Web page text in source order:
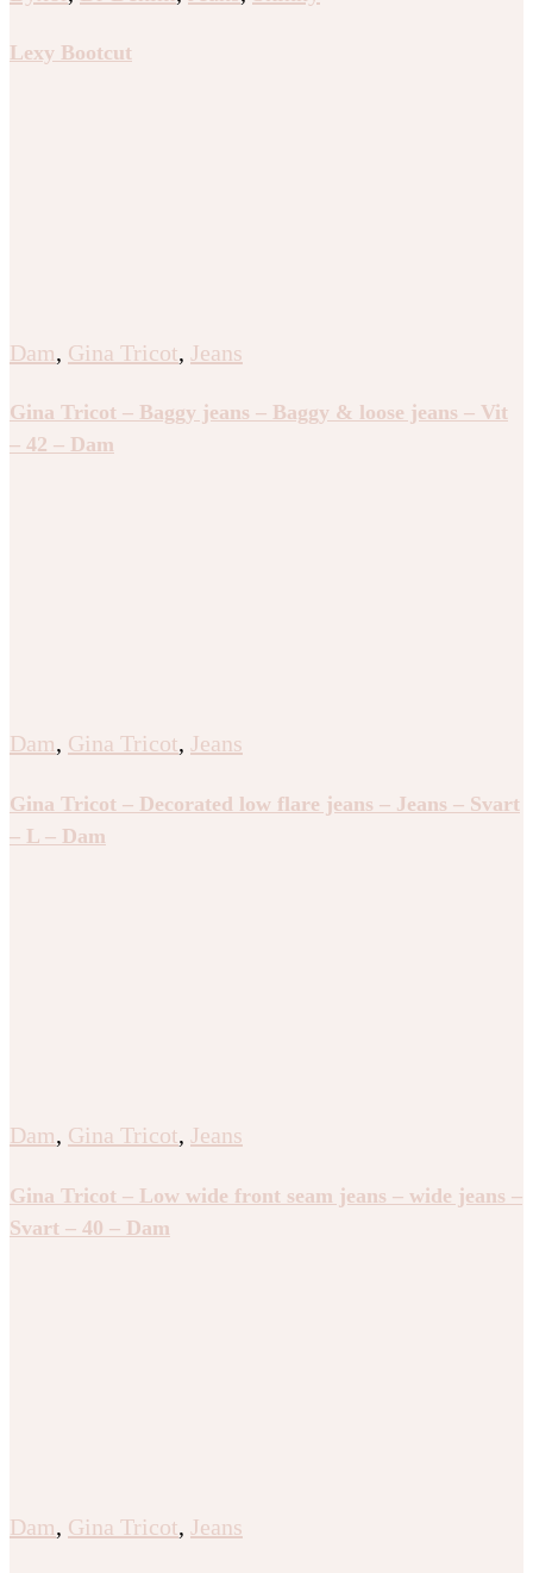
Lexy Bootcut
Dam, Gina Tricot, Jeans
Gina Tricot – Baggy jeans – Baggy & loose jeans – Vit
– 42 – Dam
Dam, Gina Tricot, Jeans
Gina Tricot – Decorated low flare jeans – Jeans – Svart
– L – Dam
Dam, Gina Tricot, Jeans
Gina Tricot – Low wide front seam jeans – wide jeans –
Svart – 40 – Dam
Dam, Gina Tricot, Jeans